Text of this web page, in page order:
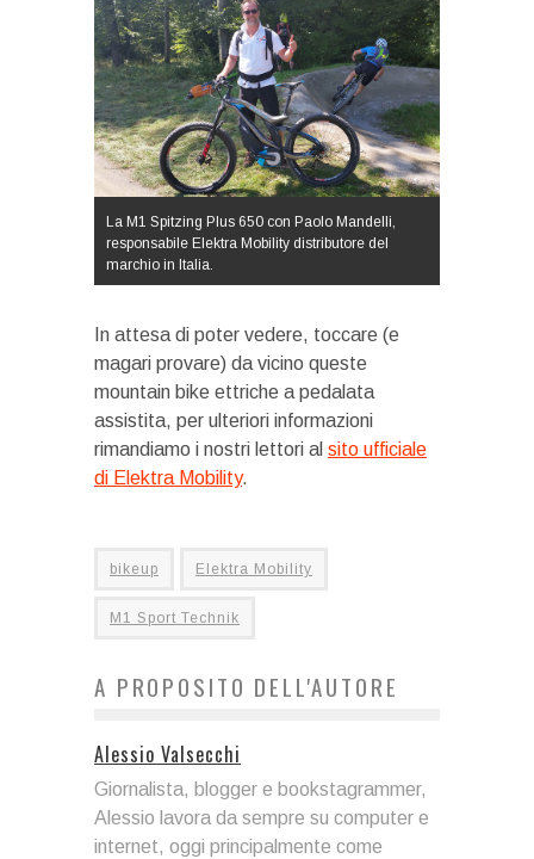
La M1 Spitzing Plus 650 con Paolo Mandelli,
responsabile Elektra Mobility distributore del
marchio in Italia.
In attesa di poter vedere, toccare (e
magari provare) da vicino queste
mountain bike ettriche a pedalata
assistita, per ulteriori informazioni
rimandiamo i nostri lettori al sito ufficiale
di Elektra Mobility.
bikeup Elektra Mobility
M1 Sport Technik
A PROPOSITO DELL'AUTORE
Alessio Valsecchi
Giornalista, blogger e bookstagrammer,
Alessio lavora da sempre su computer e
internet, oggi principalmente come